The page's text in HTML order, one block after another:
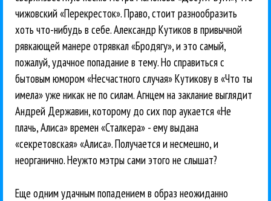
чижовский «Перекресток». Право, стоит разнообразить
хоть что-нибудь в себе. Александр Кутиков в привычной
рявкающей манере отрявкал «Бродягу», и это самый,
пожалуй, удачное попадание в тему. Но справиться с
бытовым юмором «Несчастного случая» Кутикову в «Что ты
имела» уже никак не по силам. Агнцем на заклание выглядит
Андрей Державин, которому до сих пор аукается «Не
плачь, Алиса» времен «Сталкера» - ему выдана
«секретовская» «Алиса». Получается и несмешно, и
неорганично. Неужто мэтры сами этого не слышат?
Еще одним удачным попадением в образ неожиданно